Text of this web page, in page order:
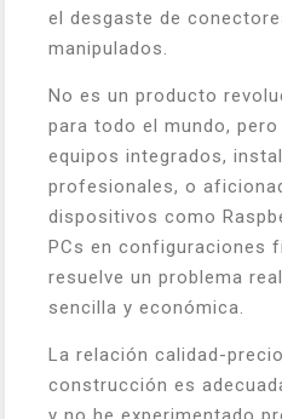
el desgaste de
manipulados.
No es un producto
para todo el mundo,
equipos integrados,
profesionales, o
dispositivos como
PCs en configuraciones
resuelve un problema
sencilla y económica.
La relación calidad-
construcción es